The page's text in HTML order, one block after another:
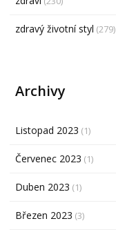
zdravý životní styl (279)
Archivy
Listopad 2023 (1)
Červenec 2023 (1)
Duben 2023 (1)
Březen 2023 (3)